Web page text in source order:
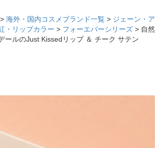
> 海外・国内コスメブランド一覧 > ジェーン・ア
・リップカラー > フォーエバーシリーズ > 自然
ールのJust Kissedリップ ＆ チーク サテン